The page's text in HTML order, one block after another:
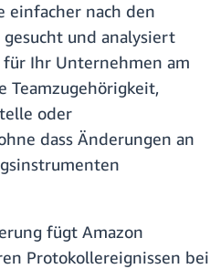
einfacher nach den
und analysiert
Ihr Unternehmen am
Teamzugehörigkeit,
oder
dass Änderungen an
fügt Amazon
Protokollereignissen bei